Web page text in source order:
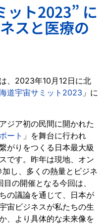
ット2023” に
スと医療の
、2023年10月12日に北
道宇宙サミット2023 」に
ジア初の民間に開かれた
ート 」を舞台に行われ
がりをつくる日本最大級
です。昨年は現地、オン
し、多くの熱量とビジネ
の開催となる今回は、
の議論を通じて、日本が
宙ビジネスが私たちの生
、より具体的な未来像を